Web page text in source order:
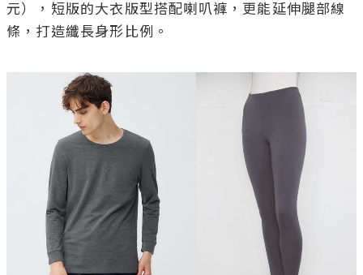
元），短版的大衣版型搭配喇叭褲，更能延伸腿部線
條，打造纖長身形比例。